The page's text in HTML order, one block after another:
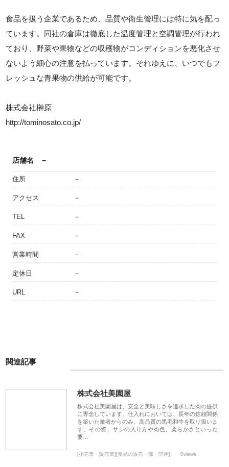
食品を扱う企業であるため、品質や衛生管理には特に気を配っ
ています。同社の倉庫は徹底した温度管理と空調管理が行われ
ており、野菜や果物などの収穫物がコンディションを悪化させ
ないよう細心の注意を払っています。それゆえに、いつでもフ
レッシュな青果物の供給が可能です。
株式会社榊原
http://tominosato.co.jp/
店舗名 －
住所 －
アクセス －
TEL －
FAX －
営業時間 －
定休日 －
URL －
関連記事
株式会社美園屋
株式会社美園屋は、安全と美味しさを追求した肉の提供
に専念しています。仕入れにおいては、長年の信頼関係
を築いた業者からのみ、高品質の黒毛和牛を取り扱いま
す。その際、サシの入り方や肉色、柔らかさといった
要…
[小売業・販売業][食品の販売・卸・問屋] 0views